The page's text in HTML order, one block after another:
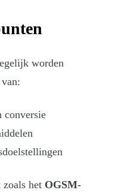
worden
conversie
het OGSM-